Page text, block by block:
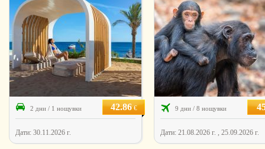
2 дни / 1 нощувки 42.86€
Дати: 30.11.2026 г.
9 дни / 8 нощувки
Дати: 21.08.2026 г. , 25.09.2026 г.